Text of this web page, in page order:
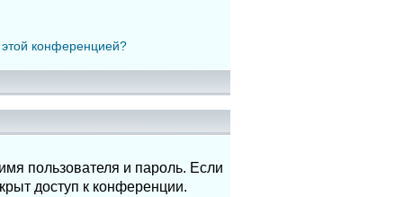
этой конференцией?
пользователя и пароль. Если
доступ к конференции.